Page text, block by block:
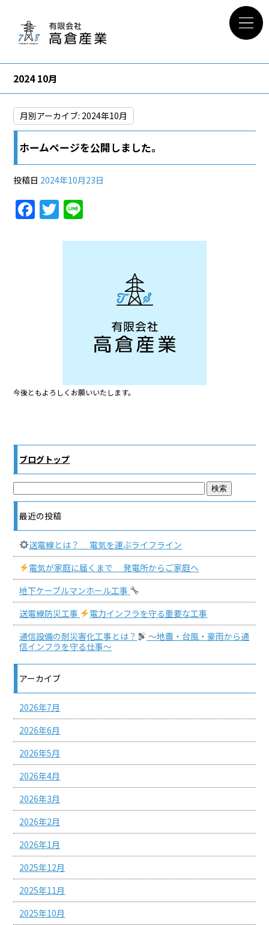
2024 10月
月別アーカイブ: 2024年10月
ホームページを公開しました。
投稿日 2024年10月23日
F
a
T
w
itte
今後ともよろしくお願いいたします。
ブログトップ
最近の投稿
送電線とは？ 電気を運ぶライフライン
電気が家庭に届くまで 発電所からご家庭へ
地下ケーブルマンホール工事
送電線防災工事
電力インフラを守る重要な工事
通信設備の耐災害化工事とは？
〜地震・台風・豪雨から通
信インフラを守る仕事〜
アーカイブ
2026年7月
2026年6月
2026年5月
2026年4月
2026年3月
2026年2月
2026年1月
2025年12月
2025年11月
2025年10月